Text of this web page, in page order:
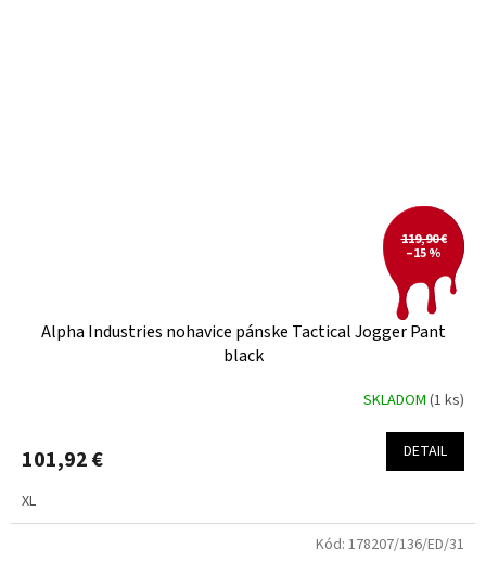
119,90 €
–15 %
Alpha Industries nohavice pánske Tactical Jogger Pant
black
SKLADOM (1 ks)
101,92 € DETAIL
XL
Kód: 178207/136/ED/31